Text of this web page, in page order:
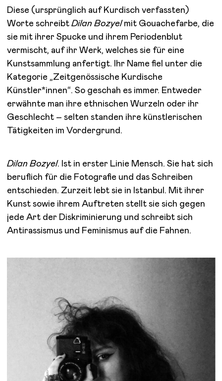
Diese (ursprünglich auf Kurdisch verfassten)
Worte schreibt Dilan Bozyelmit Gouachefarbe, die
sie mit ihrer Spucke und ihrem Periodenblut
vermischt, auf ihr Werk, welches sie für eine
Kunstsammlung anfertigt. Ihr Name fiel unter die
Kategorie „Zeitgenössische Kurdische
Künstler*innen“. So geschah es immer. Entweder
erwähnte man ihre ethnischen Wurzeln oder ihr
Geschlecht – selten standen ihre künstlerischen
Tätigkeiten im Vordergrund.
Dilan Bozyel. Ist in erster Linie Mensch. Sie hat sich
beruflich für die Fotografie und das Schreiben
entschieden. Zurzeit lebt sie in Istanbul. Mit ihrer
Kunst sowie ihrem Auftreten stellt sie sich gegen
jede Art der Diskriminierung und schreibt sich
Antirassismus und Feminismus auf die Fahnen.